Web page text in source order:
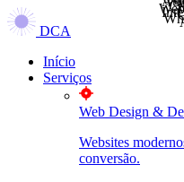
DCA
Início
Serviços
Web Design &
Websites
conversão.